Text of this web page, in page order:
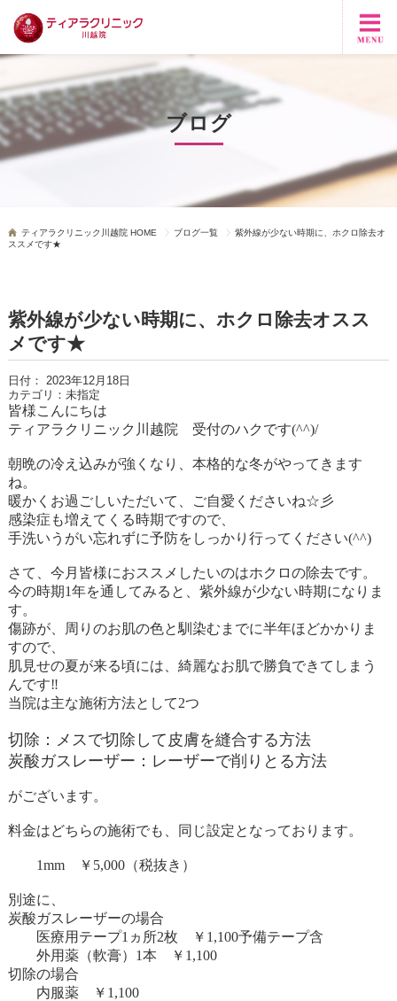
ブログ
ティアラクリニック川越院 HOME ブログ一覧
紫外線が少ない時期に、ホクロ除去オ
ススメです★
紫外線が少ない時期に、ホクロ除去オスス
メです★
日付： 2023年12月18日
カテゴリ： 未指定
皆様こんにちは
ティアラクリニック川越院 受付のハクです(^^)/
朝晩の冷え込みが強くなり、本格的な冬がやってきます
ね。
暖かくお過ごしいただいて、ご自愛くださいね☆彡
感染症も増えてくる時期ですので、
手洗いうがい忘れずに予防をしっかり行ってください(^^)
さて、今月皆様におススメしたいのはホクロの除去です。
今の時期1年を通してみると、紫外線が少ない時期になりま
す。
傷跡が、周りのお肌の色と馴染むまでに半年ほどかかりま
すので、
肌見せの夏が来る頃には、綺麗なお肌で勝負できてしまう
んです‼
当院は主な施術方法として2つ
切除：メスで切除して皮膚を縫合する方法
炭酸ガスレーザー：レーザーで削りとる方法
がございます。
料金はどちらの施術でも、同じ設定となっております。
1mm￥ 5,000（税抜き）
別途に、
炭酸ガスレーザーの場合
医療用テープ1 ヵ所2枚 ￥ 1,100予備テープ含
外用薬（軟膏） 1本 ￥ 1,100
切除の場合
内服薬 ￥ 1,100